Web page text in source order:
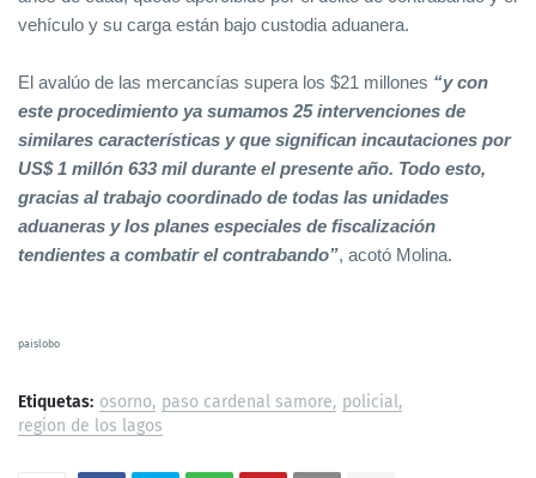
vehículo y su carga están bajo custodia aduanera.
El avalúo de las mercancías supera los $21 millones “y con
este procedimiento ya sumamos 25 intervenciones de
similares características y que significan incautaciones por
US$ 1 millón 633 mil durante el presente año. Todo esto,
gracias al trabajo coordinado de todas las unidades
aduaneras y los planes especiales de fiscalización
tendientes a combatir el contrabando”, acotó Molina.
paislobo
Etiquetas: osorno paso cardenal samore policial
region de los lagos